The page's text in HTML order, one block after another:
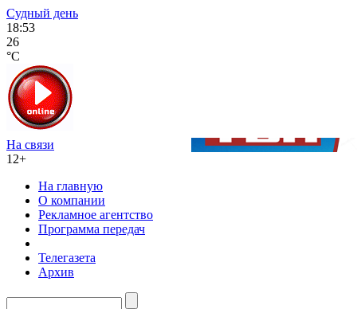
Судный день
18:53
26
°C
На связи
12+
На главную
О компании
Рекламное агентство
Программа передач
Телегазета
Архив